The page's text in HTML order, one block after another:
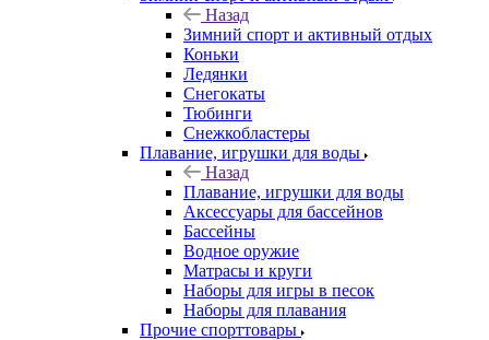
Назад
Зимний спорт и активный отдых
Коньки
Ледянки
Снегокаты
Тюбинги
Снежкобластеры
Плавание, игрушки для воды
Назад
Плавание, игрушки для воды
Аксессуары для бассейнов
Бассейны
Водное оружие
Матрасы и круги
Наборы для игры в песок
Наборы для плавания
Прочие спорттовары